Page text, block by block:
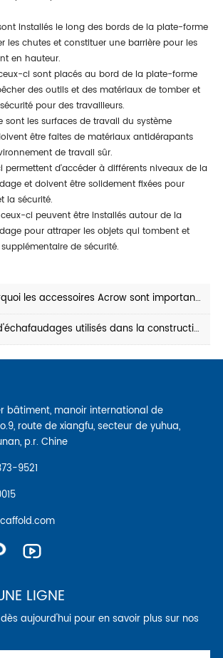
les chutes et constituer une barrière pour les
en hauteur.
des outils et des matériaux de tomber et
pour des travailleurs.
être faites de matériaux antidérapants
de travail sûr.
et doivent être solidement fixées pour
la sécurité.
pour attraper les objets qui tombent et
de sécurité.
les accessoires Acrow sont importants pour votre projet de construction?
utilisés dans la construction
bâtiment, manoir international de
route de xiangfu, secteur de yuhua,
p.r. Chine
9521
LIGNE